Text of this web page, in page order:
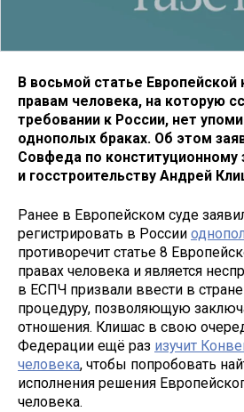
В восьмой статье Европейской
правам человека, на которую
требовании к России, нет
однополых браках. Об этом
Совфеда по конституционному
и госстроительству Андрей
Ранее в Европейском суде
регистрировать в России
противоречит статье 8
правах человека и является
в ЕСПЧ призвали ввести в
процедуру, позволяющую
отношения. Клишас в свою
Федерации ещё раз изучит
человека, чтобы попробовать
исполнения решения
человека.